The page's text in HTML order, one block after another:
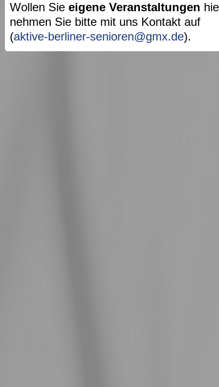
Wollen Sie eigene Veranstaltungen
nehmen Sie bitte mit uns Kontakt auf
(aktive-berliner-senioren@gmx.de).